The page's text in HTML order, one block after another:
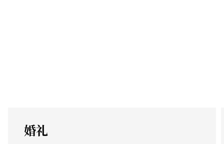
婚礼